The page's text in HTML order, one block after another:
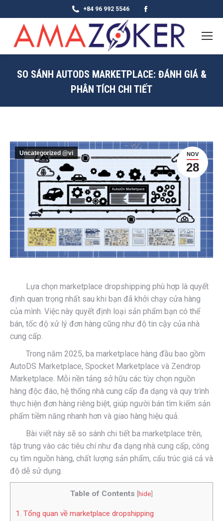
+84 96 992 5546
page
opens
in
window
SO SÁNH AUTODS MARKETPLACE: ĐÁNH GIÁ &
PHÂN TÍCH CHI TIẾT
NOV
28
Uncategorized @vi
Lựa chọn marketplace dropshipping phù hợp là quyết
định quan trọng nhất sau khi bạn đã khởi chạy cửa hàng
của mình. Việc này quyết định loại sản phẩm bạn có thể
bán, tốc độ xử lý đơn hàng cũng như độ tin cậy của nhà
cung cấp.
Trong năm 2025, ba marketplace hàng đầu bao gồm
AutoDS Marketplace, Spocket Marketplace và Zendrop
Marketplace. Mỗi nền tảng sở hữu các tùy chọn nguồn
hàng độc đáo, hệ thống nhà cung cấp đa dạng và quy trình
thực hiện đơn hàng riêng biệt, giúp người bán tìm kiếm sản
phẩm tiềm năng nhanh hơn và giao hàng hiệu quả.
Bài viết này sẽ so sánh chi tiết ba marketplace trên,
tập trung vào các tiêu chí như đa dạng nhà cung cấp, công
cụ tìm nguồn hàng, chất lượng sản phẩm, cấu trúc giá cả và
độ dễ sử dụng.
Table of Contents [hide]
1. Tổng quan về marketplace dropshipping